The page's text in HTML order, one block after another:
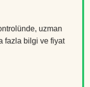
uzman
fazla bilgi ve fiyat